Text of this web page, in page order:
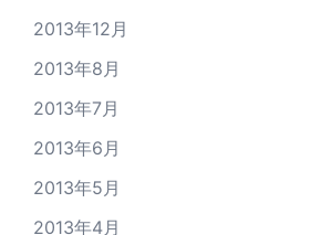
2013年12月
2013年8月
2013年7月
2013年6月
2013年5月
2013年4月